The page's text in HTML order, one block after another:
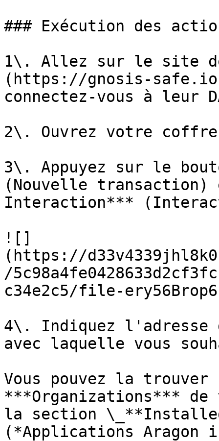
### Exécution des
1\. Allez sur le site
(https://gnosis-
connectez-vous à leur
2\. Ouvrez votre
3\. Appuyez sur le
(Nouvelle
Interaction***
![]
(https://
/
c34e2c5/file-
4\. Indiquez l'adresse
avec laquelle vous
Vous pouvez la trouver
***Organizations*** de
la section
(*Applications Aragon